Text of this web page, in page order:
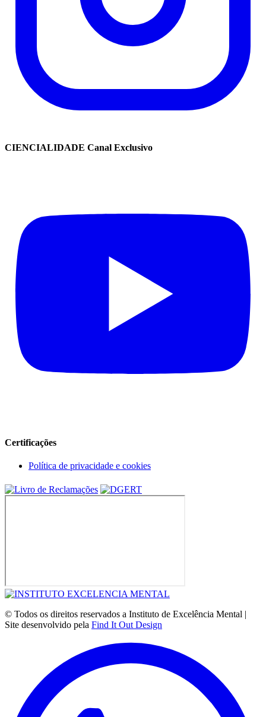
CIENCIALIDADE Canal Exclusivo
Certificações
Política de privacidade e cookies
© Todos os direitos reservados a Instituto de Excelência Mental |
Site desenvolvido pela Find It Out Design